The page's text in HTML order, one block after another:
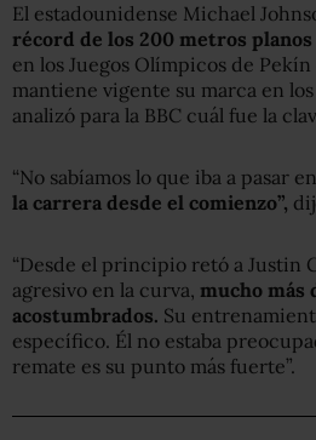
El estadounidense Michael
récord de los 200 metros
en los Juegos Olímpicos de
mantiene vigente su marca en
analizó para la BBC cuál fue la
“No sabíamos lo que iba a pasar
la carrera desde el comienzo”,
“Desde el principio retó a Justin
agresivo en la curva, mucho más
acostumbrados. Su
específico. Él no estaba
remate es su punto más fuerte”.